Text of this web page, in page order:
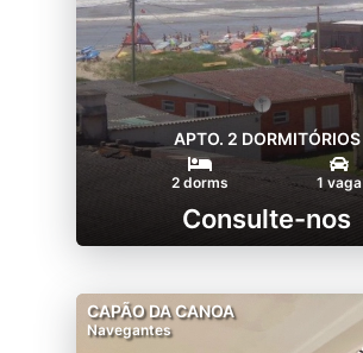
APTO. 2 DORMITÓRIOS
2 dorms 1 vaga
Consulte-nos
CAPÃO DA CANOA
Navegantes